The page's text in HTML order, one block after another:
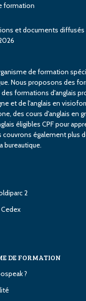
formation
et documents diffusés
de formation
Nous proposons des
formations d'anglais
et de l'anglais en
des cours d'anglais en
éligibles CPF pour
également plus
bureautique.
2
Cedex
DE FORMATION
?